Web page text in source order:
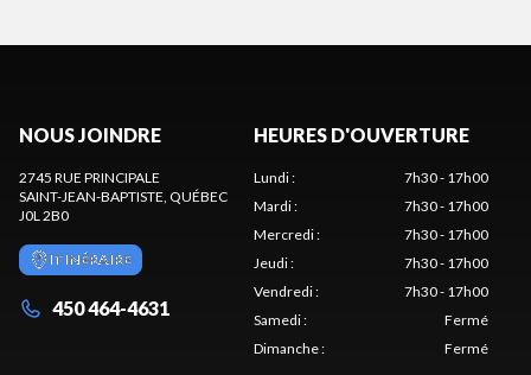
NOUS JOINDRE
2745 RUE PRINCIPALE
SAINT-JEAN-BAPTISTE , QUÉBEC
J0L 2B0
ITINÉRAIRE
450 464-4631
HEURES D'OUVERTURE
Lundi:
7h30 - 17h00
Mardi:
7h30 - 17h00
Mercredi:
7h30 - 17h00
Jeudi:
7h30 - 17h00
Vendredi:
7h30 - 17h00
Samedi:
Fermé
Dimanche: Fermé